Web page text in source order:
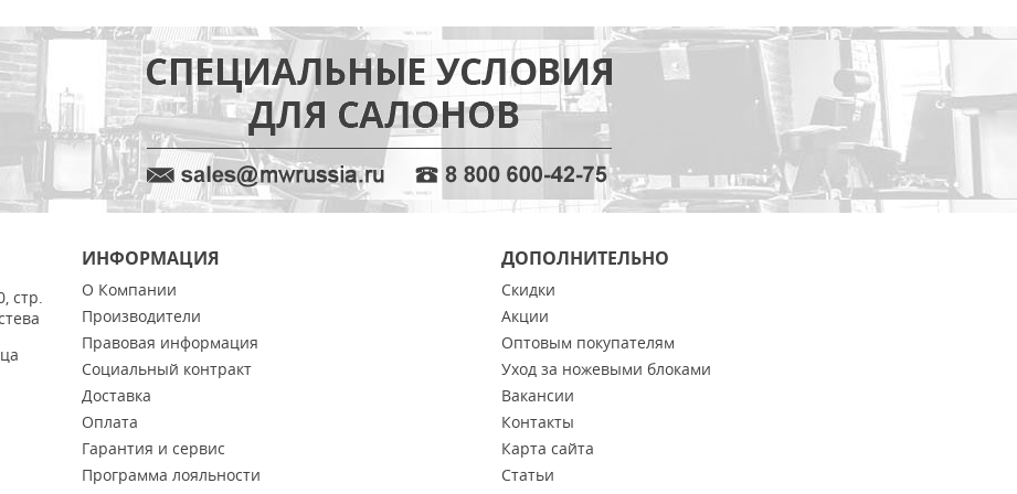
стр.
ИНФОРМАЦИЯ
О Компании
Производители
Правовая информация
Социальный контракт
Доставка
Оплата
Гарантия и сервис
Программа лояльности
ДОПОЛНИТЕЛЬНО
Скидки
Акции
Оптовым покупателям
Уход за ножевыми блоками
Вакансии
Контакты
Карта сайта
Статьи